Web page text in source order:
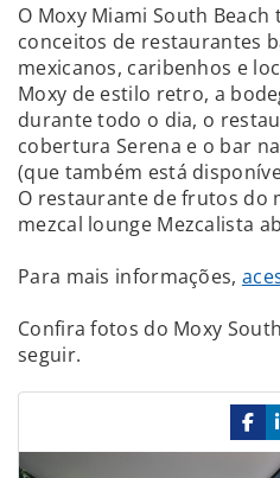
O Moxy Miami South
conceitos de restaurantes
mexicanos, caribenhos e
Moxy de estilo retro, a
durante todo o dia, o
cobertura Serena e o bar
(que também está
O restaurante de frutos do
mezcal lounge Mezcalista
Para mais informações,
Confira fotos do Moxy
seguir.
Previous